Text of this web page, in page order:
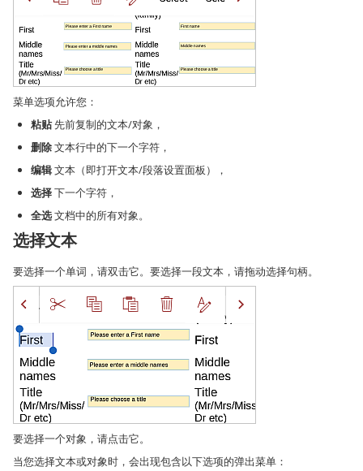
菜单选项允许您：
粘贴先前复制的文本/对象，
删除文本行中的下一个字符，
编辑文本（即打开文本/段落设置面板），
选择下一个字符，
全选文档中的所有对象。
选择文本
要选择一个单词，请双击它。要选择一段文本，请拖动选择句柄。
要选择一个对象，请点击它。
当您选择文本或对象时，会出现包含以下选项的弹出菜单：